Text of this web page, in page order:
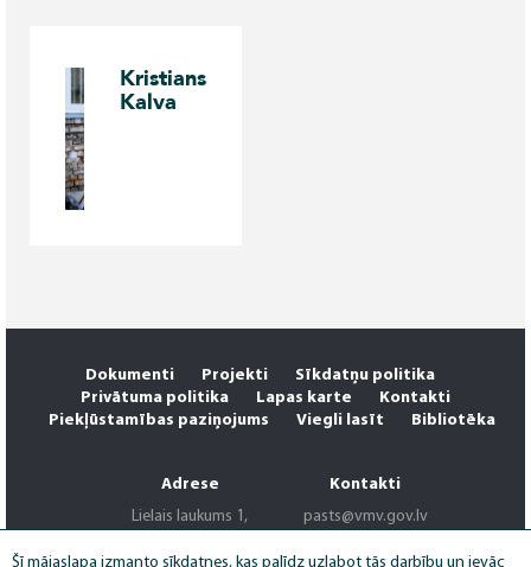
Šī mājaslapa izmanto sīkdatnes, kas palīdz uzlabot tās darbību un ievāc
Kristians
Kalva
Dokumenti Projekti
Sīkdatņu politika
Privātuma politika
Lapas karte
Kontakti
Piekļūstamības paziņojums
Viegli lasīt Bibliotēka
Adrese
Lielais laukums 1,
Kontakti
pasts@vmv.gov.lv